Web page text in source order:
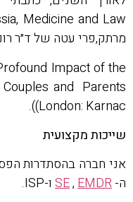
מרתק,פרי עטה של ד״ר
Impact of the
and Parents
(London: Karnac).
שייכות מקצועית
אני חברה בהסתדרות
ה-
SE,EMDR
ו-ISP.